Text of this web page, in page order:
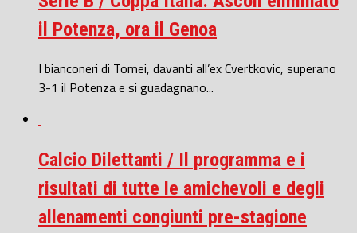
il Potenza, ora il Genoa
I bianconeri di Tomei, davanti all’ex Cvertkovic, superano
3-1 il Potenza e si guadagnano...
Calcio Dilettanti / Il programma e i
risultati di tutte le amichevoli e degli
allenamenti congiunti pre-stagione